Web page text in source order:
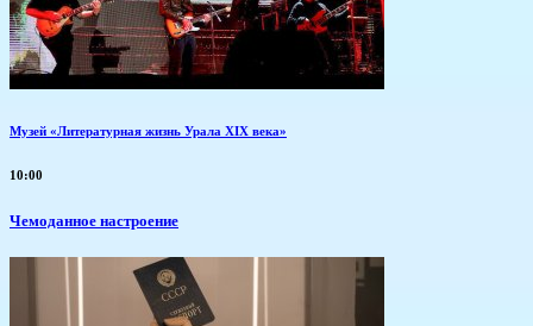
Музей «Литературная жизнь Урала XIX века»
10:00
Чемоданное настроение